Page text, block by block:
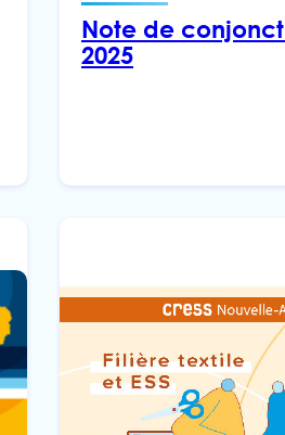
Note de
2025